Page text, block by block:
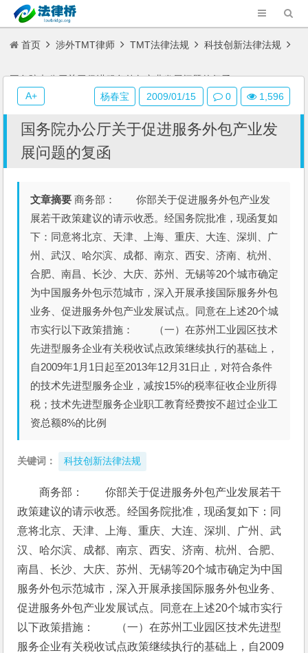
首页 涉外TMT律师 TMT法律法规 科技创新法律法规
国务院办公厅关于促进服务外包产业发展问题的复函
国务院办公厅关于促进服务外包产业发
展问题的复函
文章摘要 商务部： 你部关于促进服务外包产业发
展若干政策建议的请示收悉。经国务院批准，现函复如
下：同意将北京、天津、上海、重庆、大连、深圳、广
州、武汉、哈尔滨、成都、南京、西安、济南、杭州、
合肥、南昌、长沙、大庆、苏州、无锡等20个城市确定
为中国服务外包示范城市，深入开展承接国际服务外包
业务、促进服务外包产业发展试点。同意在上述20个城
市实行以下政策措施： （一）在苏州工业园区技术
先进型服务企业有关税收试点政策继续执行的基础上，
自2009年1月1日起至2013年12月31日止，对符合条件
的技术先进型服务企业，减按15%的税率征收企业所得
税；技术先进型服务企业职工教育经费按不超过企业工
资总额8%的比例
关键词： 科技创新法律法规
商务部：　　你部关于促进服务外包产业发展若干
政策建议的请示收悉。经国务院批准，现函复如下：同
意将北京、天津、上海、重庆、大连、深圳、广州、武
汉、哈尔滨、成都、南京、西安、济南、杭州、合肥、
南昌、长沙、大庆、苏州、无锡等20个城市确定为中国
服务外包示范城市，深入开展承接国际服务外包业务、
促进服务外包产业发展试点。同意在上述20个城市实行
以下政策措施：　　（一）在苏州工业园区技术先进型
服务企业有关税收试点政策继续执行的基础上，自2009
杨春宝 2009/01/15 0 1,596
A+